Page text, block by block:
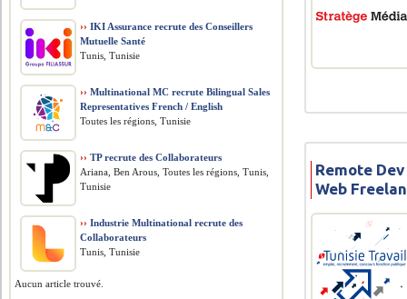
Remote
Web
›› IKI Assurance recrute des Conseillers
Mutuelle Santé
Tunis, Tunisie
›› Multinational MC recrute Bilingual Sales
Representatives French / English
Toutes les régions, Tunisie
›› TP recrute des Collaborateurs
Ariana, Ben Arous, Toutes les régions, Tunis,
Tunisie
›› Industrie Multinational recrute des
Collaborateurs
Tunis, Tunisie
Aucun article trouvé.